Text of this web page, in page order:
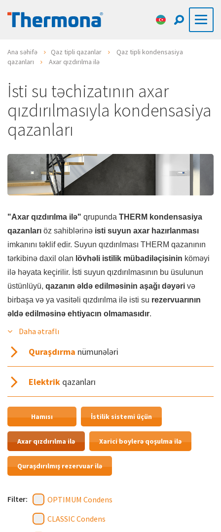
Ana səhifə Qaz tipli qazanlar
Qaz tipli kondensasiya
qazanları
Axar qızdırılma ilə
İsti su təchizatının axar
qızdırılmasıyla kondensasiya
qazanları
"Axar qızdırılma ilə" qrupunda THERM kondensasiya
qazanları öz sahiblərinə isti suyun axar hazırlanması
imkanını təklif edir. Suyun qızdırılması THERM qazanının
tərkibinə daxil olan lövhəli istilik mübadiləçisinin köməyi
ilə həyata keçirilir. İsti suyun qızdırılmasının bu üsulunun
üstünlüyü, qazanın əldə edilməsinin aşağı dəyəri və
birbaşa və ya vasitəli qızdırılma ilə isti su rezervuarının
əldə edilməsinə ehtiyacın olmamasıdır.
Daha ətraflı
Quraşdırma nümunələri
Elektrik qazanları
Hamısı İstilik sistemi üçün
Axar qızdırılma ilə Xarici boylerə qoşulma ilə
Quraşdırılmış rezervuar ilə
Filter:
OPTIMUM Condens
CLASSIC Condens